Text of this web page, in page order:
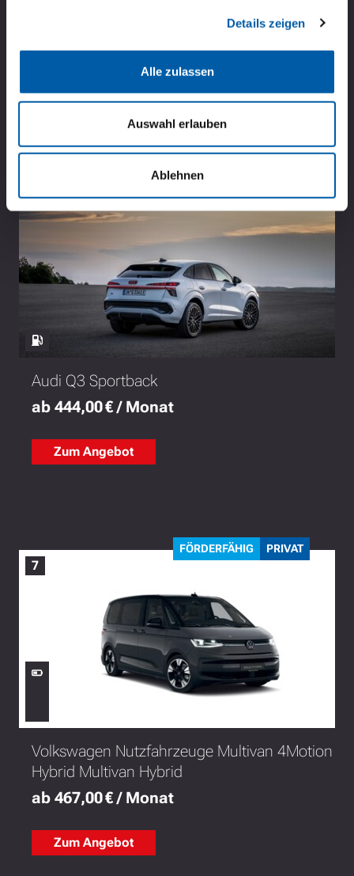
Details zeigen
Alle zulassen
Auswahl erlauben
Ablehnen
6
Audi Q3 Sportback
ab 444,00 € / Monat
Zum Angebot
HIGHLIGHT
7
Volkswagen Nutzfahrzeuge Multivan 4Motion
Hybrid Multivan Hybrid
ab 467,00 € / Monat
Zum Angebot
FÖRDERFÄHIG PRIVAT